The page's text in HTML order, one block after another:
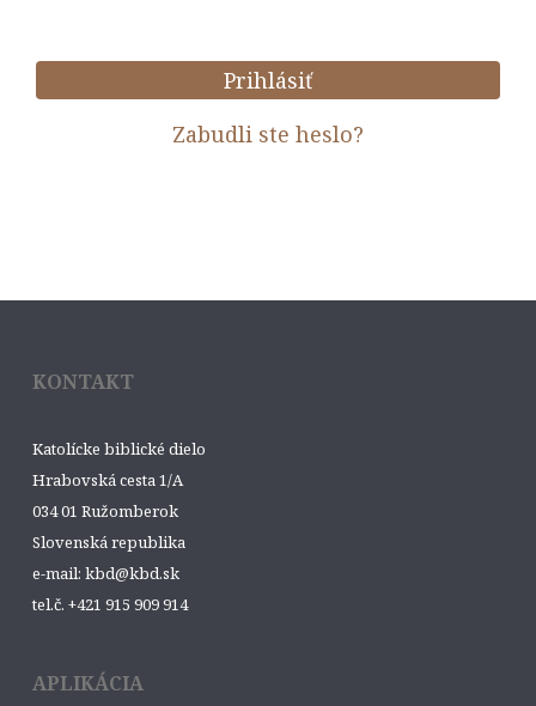
Prihlásiť
Zabudli ste heslo?
KONTAKT
Katolícke biblické dielo
Hrabovská cesta 1/A
034 01 Ružomberok
Slovenská republika
e-mail: kbd@kbd.sk
tel.č. +421 915 909 914
APLIKÁCIA